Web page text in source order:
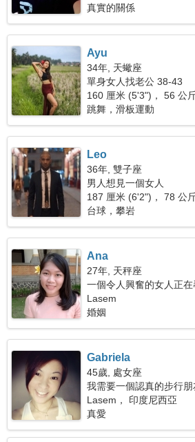
真實的關係
Ayu
34年, 天蠍座
單身女人找老公 38-43
160 厘米 (5'3")， 56 公
跳舞，滑板運動
Leo
36年, 雙子座
男人想見一個女人
187 厘米 (6'2")， 78 公
台球，攀岩
Ana
27年, 天秤座
一個令人興奮的女人正
Lasem
婚姻
Gabriela
45歲, 處女座
我需要一個認真的步行朋
Lasem， 印度尼西亞
真愛